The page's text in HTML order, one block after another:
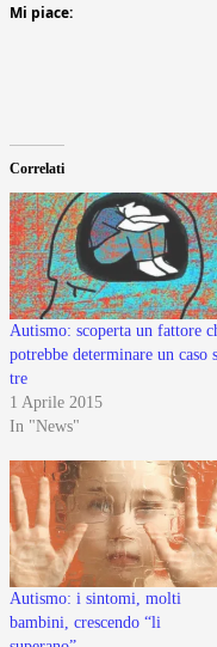
Mi piace:
Correlati
Autismo: scoperta un fattore
potrebbe determinare un caso
tre
1 Aprile 2015
In "News"
Autismo: i sintomi, molti
bambini, crescendo “li